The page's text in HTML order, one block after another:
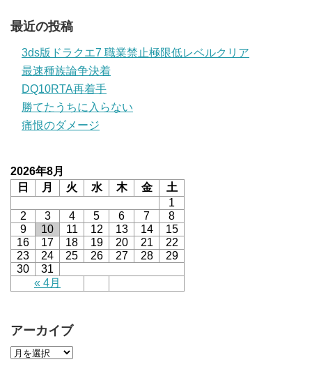
最近の投稿
3ds版ドラクエ7 職業禁止極限低レベルクリア
最速種族論争決着
DQ10RTA再着手
勝てたうちに入らない
痛恨のダメージ
2026年8月
日
月 火 水 木 金 土
« 4月
1
2
3 4 5 6 7
8
9
10 11 12 13 14
15
16
17 18 19 20 21
22
23
24 25 26 27 28
29
30
31
アーカイブ